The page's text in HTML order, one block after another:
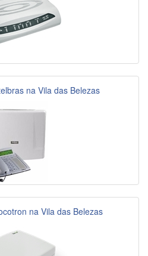
na Vila das Belezas
na Vila das Belezas